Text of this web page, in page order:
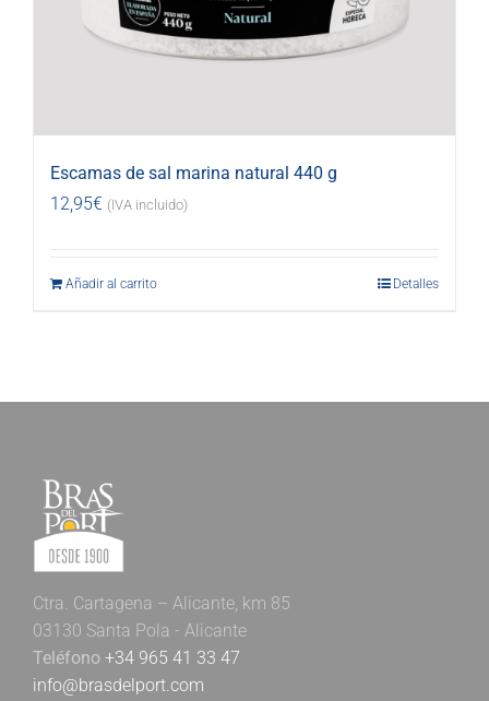
Escamas de sal marina natural 440 g
12,95€ (IVA incluido)
Añadir al carrito Detalles
Ctra. Cartagena – Alicante, km 85
03130 Santa Pola - Alicante
Teléfono +34 965 41 33 47
info@brasdelport.com